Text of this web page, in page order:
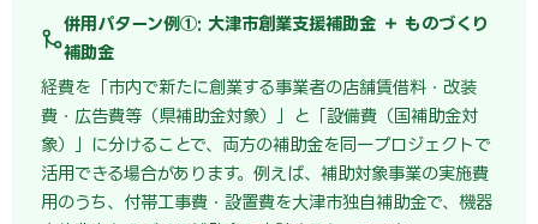
併用パターン例①: 大津市創業支援補助金 ＋ ものづくり
補助金
経費を「市内で新たに創業する事業者の店舗賃借料・改装
費・広告費等（県補助金対象）」と「設備費（国補助金対
象）」に分けることで、両方の補助金を同一プロジェクトで
活用できる場合があります。例えば、補助対象事業の実施費
用のうち、付帯工事費・設置費を大津市独自補助金で、機器